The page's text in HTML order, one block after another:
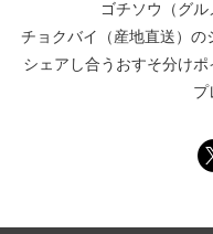
ゴチソウ（グル
チョクバイ（産地直送） の
シェアし合う おすそ分け
プ